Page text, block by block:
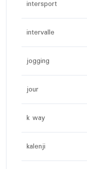
intersport
intervalle
jogging
jour
k way
kalenji